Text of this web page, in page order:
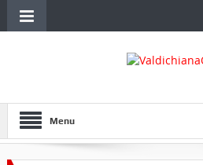
Menu